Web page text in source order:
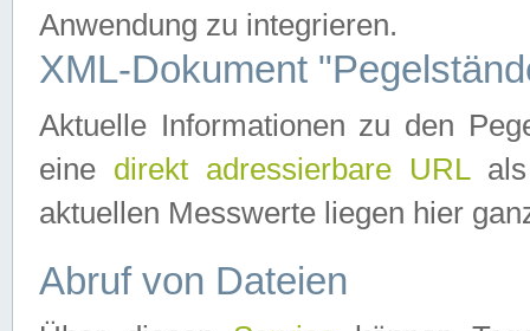
Anwendung zu integrieren.
XML-Dokument
Aktuelle Informationen zu den
eine direkt adressierbare URLals
aktuellen Messwerte liegen hier
Abruf von Dateien